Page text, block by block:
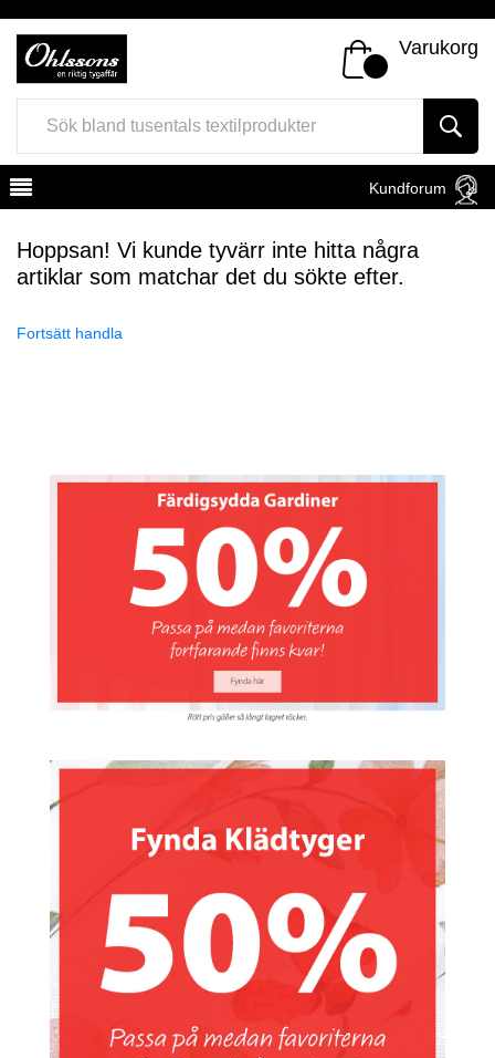
Varukorg
Kundforum
Hoppsan! Vi kunde tyvärr inte hitta några
artiklar som matchar det du sökte efter.
Fortsätt handla